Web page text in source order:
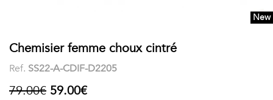
IMPRIMÉES
Faune
New
Chemisier femme choux cintré
Ref. SS22-A-CDIF-D2205
79.00€ 59.00€